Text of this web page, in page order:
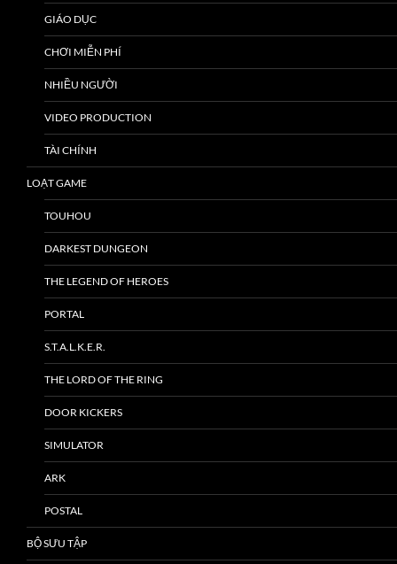
GIÁO DỤC
CHƠI MIỄN PHÍ
NHIỀU NGƯỜI
VIDEO PRODUCTION
TÀI CHÍNH
LOẠT GAME
TOUHOU
DARKEST DUNGEON
THE LEGEND OF HEROES
PORTAL
S.T.A.L.K.E.R.
THE LORD OF THE RING
DOOR KICKERS
SIMULATOR
ARK
POSTAL
BỘ SƯU TẬP